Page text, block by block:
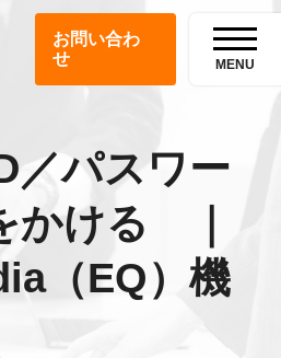
お問い合わ
せ
MENU
／パスワー
かける ｜
（EQ）機